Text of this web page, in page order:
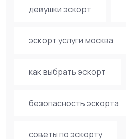
девушки эскорт
эскорт услуги москва
как выбрать эскорт
безопасность эскорта
советы по эскорту